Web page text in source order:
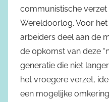
communistische verzet
Wereldoorlog. Voor
arbeiders deel aan de
de opkomst van deze
generatie die niet
het vroegere verzet,
een mogelijke